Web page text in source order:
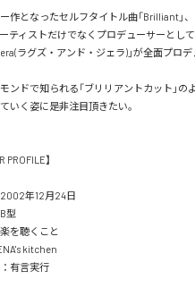
作となったセルフタイトル曲「Brilliant」、
ティストだけでなくプロデューサーとし
ラグズ・アンド・ジェラ)」が全面プロデ
ンドで知られる「ブリリアントカット」の
いく姿に是非注目頂きたい。
PROFILE】
年12月24日
型
を聴くこと
kitchen
有言実行